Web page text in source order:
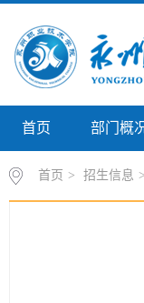
首页 部门概
首页 > 招生信息 >